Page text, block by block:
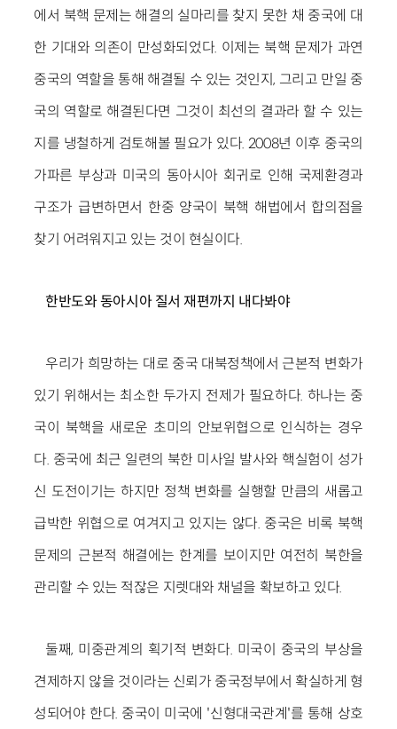
에서 북핵 문제는 해결의 실마리를 찾지 못한 채 중국에 대
한 기대와 의존이 만성화되었다. 이제는 북핵 문제가 과연
중국의 역할을 통해 해결될 수 있는 것인지, 그리고 만일 중
국의 역할로 해결된다면 그것이 최선의 결과라 할 수 있는
지를 냉철하게 검토해볼 필요가 있다. 2008년 이후 중국의
가파른 부상과 미국의 동아시아 회귀로 인해 국제환경과
구조가 급변하면서 한중 양국이 북핵 해법에서 합의점을
찾기 어려워지고 있는 것이 현실이다.
한반도와 동아시아 질서 재편까지 내다봐야
우리가 희망하는 대로 중국 대북정책에서 근본적 변화가
있기 위해서는 최소한 두가지 전제가 필요하다. 하나는 중
국이 북핵을 새로운 초미의 안보위협으로 인식하는 경우
다. 중국에 최근 일련의 북한 미사일 발사와 핵실험이 성가
신 도전이기는 하지만 정책 변화를 실행할 만큼의 새롭고
급박한 위협으로 여겨지고 있지는 않다. 중국은 비록 북핵
문제의 근본적 해결에는 한계를 보이지만 여전히 북한을
관리할 수 있는 적잖은 지렛대와 채널을 확보하고 있다.
둘째, 미중관계의 획기적 변화다. 미국이 중국의 부상을
견제하지 않을 것이라는 신뢰가 중국정부에서 확실하게 형
성되어야 한다. 중국이 미국에 '신형대국관계'를 통해 상호